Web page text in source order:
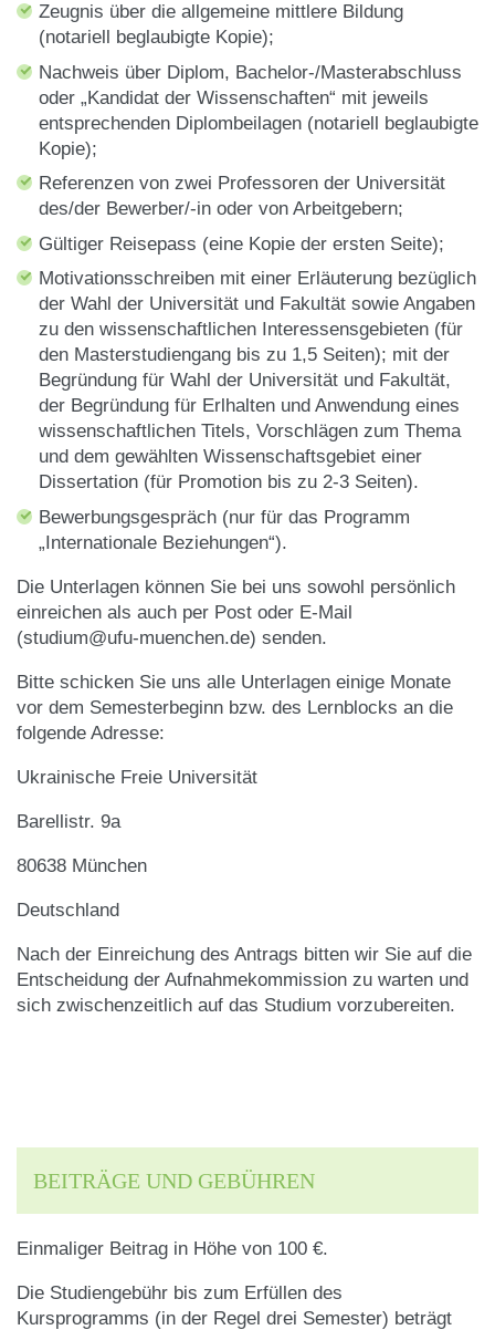
Rechte und Freiheiten der
Flüchtlinge und
Asylsuchenden in der EU
4 Kredite
Die Probleme durch
Ausübung von
Menschenrechten in
etablierten Demokratien
und in der Ukraine
4 Kredite
Zeugnis über die allgemeine mittlere Bildung
(notariell beglaubigte Kopie);
Nachweis über Diplom, Bachelor-/Masterabschluss
oder „Kandidat der Wissenschaften“ mit jeweils
entsprechenden Diplombeilagen (notariell beglaubigte
Kopie);
Referenzen von zwei Professoren der Universität
des/der Bewerber/-in oder von Arbeitgebern;
Gültiger Reisepass (eine Kopie der ersten Seite);
Motivationsschreiben mit einer Erläuterung bezüglich
der Wahl der Universität und Fakultät sowie Angaben
zu den wissenschaftlichen Interessensgebieten (für
den Masterstudiengang bis zu 1,5 Seiten); mit der
Begründung für Wahl der Universität und Fakultät,
der Begründung für Erlhalten und Anwendung eines
wissenschaftlichen Titels, Vorschlägen zum Thema
und dem gewählten Wissenschaftsgebiet einer
Dissertation (für Promotion bis zu 2-3 Seiten).
Bewerbungsgespräch (nur für das Programm
„Internationale Beziehungen“).
Die Unterlagen können Sie bei uns sowohl persönlich
einreichen als auch per Post oder E-Mail
(studium@ufu-muenchen.de) senden.
Bitte schicken Sie uns alle Unterlagen einige Monate
vor dem Semesterbeginn bzw. des Lernblocks an die
folgende Adresse:
Ukrainische Freie Universität
Barellistr. 9a
80638 München
Deutschland
Nach der Einreichung des Antrags bitten wir Sie auf die
Entscheidung der Aufnahmekommission zu warten und
sich zwischenzeitlich auf das Studium vorzubereiten.
BEITRÄGE UND GEBÜHREN
Einmaliger Beitrag in Höhe von 100 €.
Die Studiengebühr bis zum Erfüllen des
Kursprogramms (in der Regel drei Semester) beträgt